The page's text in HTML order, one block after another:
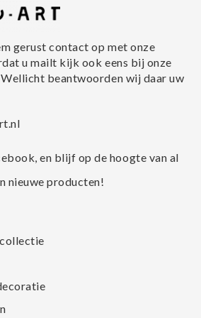
gerust contact op met onze
u mailt kijk ook eens bij onze
Wellicht beantwoorden wij daar uw
en blijf op de hoogte van al
nieuwe producten!